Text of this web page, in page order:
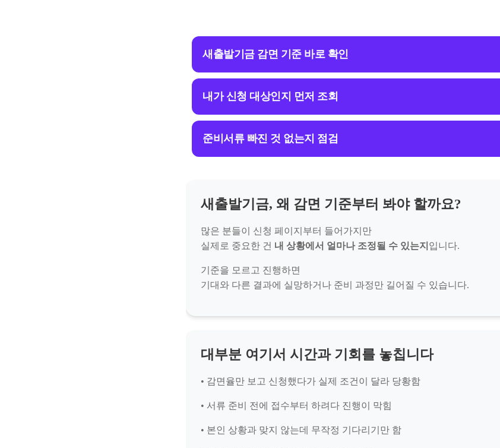
새출발기금 감면 기준 바로 확인
내가 신청 대상인지 먼저 조회
준비서류 빠진 것 없는지 점검
새출발기금, 왜 감면 기준부터 봐야 할까요?
많은 분들이 신청 페이지부터 들어가지만
실제로 중요한 건 내 상황에서 얼마나 조정될 수 있는지 입니다.
기준을 모르고 진행하면
기대와 다른 결과에 실망하거나 준비 과정만 길어질 수 있습니다.
대부분 여기서 시간과 기회를 놓칩니다
• 감면율만 보고 신청했다가 실제 조건이 달라 당황함
• 서류 준비 전에 접수부터 하려다 진행이 막힘
• 본인 상황과 맞지 않는데 무작정 기다리기만 함